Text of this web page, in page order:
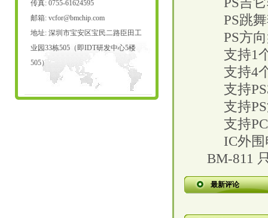
传真: 0755-61624595
邮箱: vcfor@bmchip.com
地址: 深圳市宝安区宝民二路臣田工
业园33栋505（即IDT研发中心5楼
505）
PS跳
PS方
支持1
支持4
支持
支持PS
支持PC
IC外
BM-811
最新评论